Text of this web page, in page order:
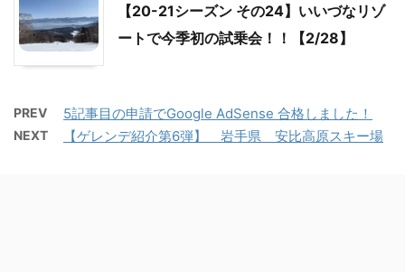
【20-21シーズン その24】いいづなリゾ
ートで今季初の試乗会！！【2/28】
PREV 5記事目の申請でGoogle AdSense 合格しました！
NEXT 【ゲレンデ紹介第6弾】 岩手県 安比高原スキー場